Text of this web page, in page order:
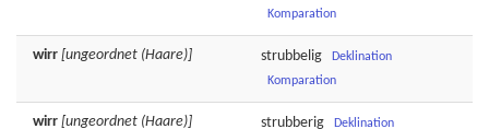
Komparation
wirr [ungeordnet (Haare)] strubbelig
Deklination
Komparation
wirr [ungeordnet (Haare)] strubberig
Deklination